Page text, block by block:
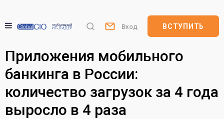
Вход ВСТУПИТЬ
Приложения мобильного
банкинга в России:
количество загрузок за 4 года
выросло в 4 раза